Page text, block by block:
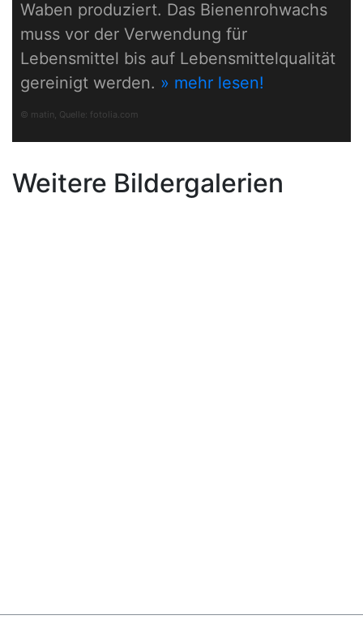
Waben produziert. Das Bienenrohwachs
muss vor der Verwendung für
Lebensmittel bis auf Lebensmittelqualität
gereinigt werden. » mehr lesen!
© matin, Quelle: fotolia.com
Weitere Bildergalerien